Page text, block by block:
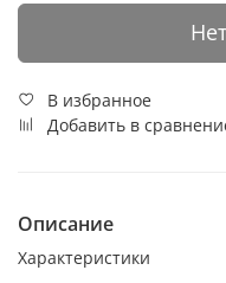
В избранное
Добавить в
Описание
Характеристики